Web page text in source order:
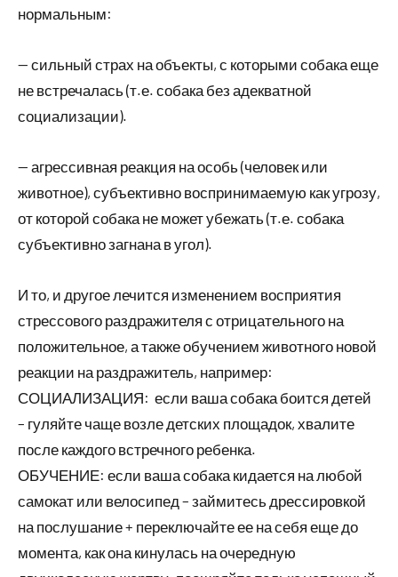
нормальным:
— сильный страх на объекты, с которыми собака еще
не встречалась (т.е. собака без адекватной
социализации).
— агрессивная реакция на особь (человек или
животное), субъективно воспринимаемую как угрозу,
от которой собака не может убежать (т.е. собака
субъективно загнана в угол).
И то, и другое лечится изменением восприятия
стрессового раздражителя с отрицательного на
положительное, а также обучением животного новой
реакции на раздражитель, например:
СОЦИАЛИЗАЦИЯ: если ваша собака боится детей
– гуляйте чаще возле детских площадок, хвалите
после каждого встречного ребенка.
ОБУЧЕНИЕ: если ваша собака кидается на любой
самокат или велосипед – займитесь дрессировкой
на послушание + переключайте ее на себя еще до
момента, как она кинулась на очередную